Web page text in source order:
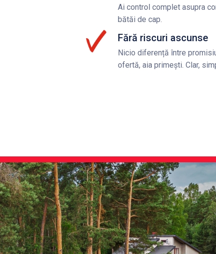
Ai control complet asupra
bătăi de cap.
Fără riscuri ascunse
Nicio diferență între
ofertă, aia primești. Clar,